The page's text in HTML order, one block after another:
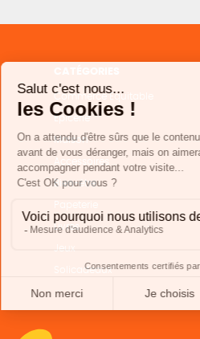
Epicerie
Maison
Accessoires
Bien-être
Livres
Jeux
Solicadeaux